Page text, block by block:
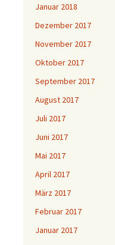
Januar 2018
Dezember 2017
November 2017
Oktober 2017
September 2017
August 2017
Juli 2017
Juni 2017
Mai 2017
April 2017
März 2017
Februar 2017
Januar 2017